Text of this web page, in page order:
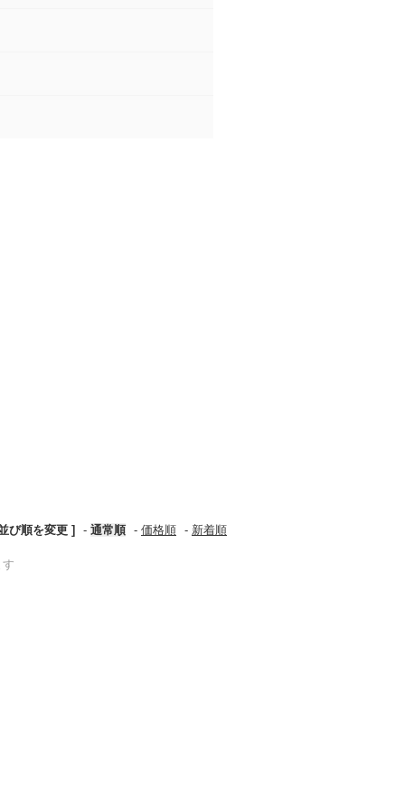
び順を変更 ] - 通常順 - 価格順 - 新着順